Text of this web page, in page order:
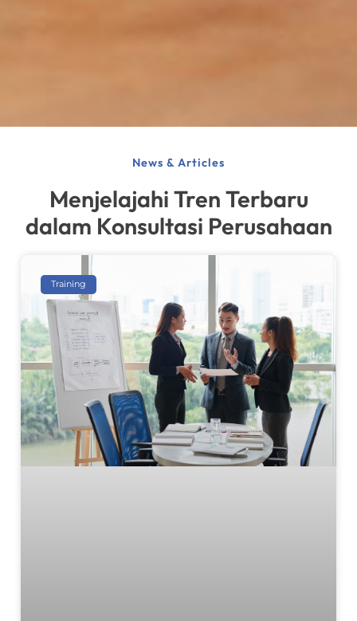
News & Articles
Menjelajahi Tren Terbaru
dalam Konsultasi Perusahaan
Training